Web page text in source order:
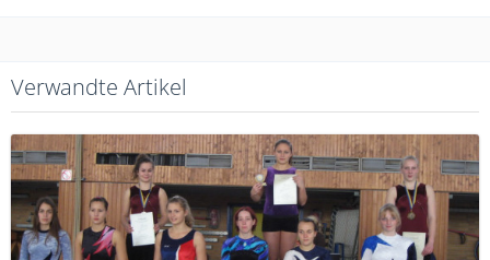
Verwandte Artikel